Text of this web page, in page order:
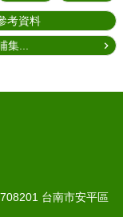
考資料
集...
708201 台南市安平區